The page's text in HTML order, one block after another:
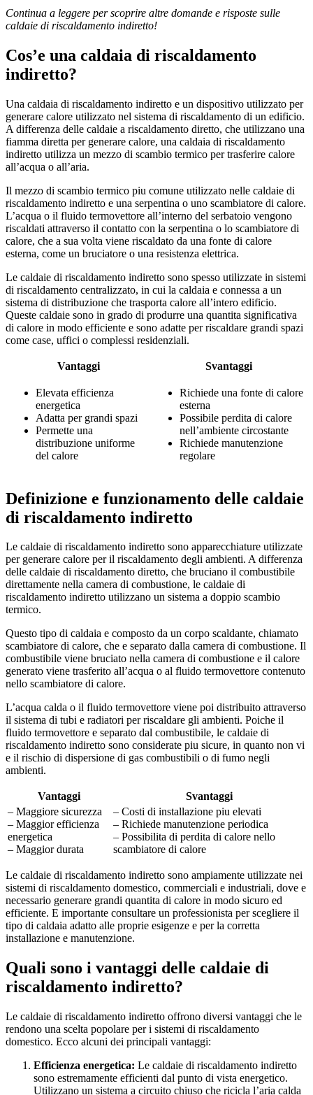
Continua a leggere per scoprire altre domande e risposte sulle
caldaie di riscaldamento indiretto!
Cos’e una caldaia di riscaldamento
indiretto?
Una caldaia di riscaldamento indiretto e un dispositivo utilizzato per
generare calore utilizzato nel sistema di riscaldamento di un edificio.
A differenza delle caldaie a riscaldamento diretto, che utilizzano una
fiamma diretta per generare calore, una caldaia di riscaldamento
indiretto utilizza un mezzo di scambio termico per trasferire calore
all’acqua o all’aria.
Il mezzo di scambio termico piu comune utilizzato nelle caldaie di
riscaldamento indiretto e una serpentina o uno scambiatore di calore.
L’acqua o il fluido termovettore all’interno del serbatoio vengono
riscaldati attraverso il contatto con la serpentina o lo scambiatore di
calore, che a sua volta viene riscaldato da una fonte di calore
esterna, come un bruciatore o una resistenza elettrica.
Le caldaie di riscaldamento indiretto sono spesso utilizzate in sistemi
di riscaldamento centralizzato, in cui la caldaia e connessa a un
sistema di distribuzione che trasporta calore all’intero edificio.
Queste caldaie sono in grado di produrre una quantita significativa
di calore in modo efficiente e sono adatte per riscaldare grandi spazi
come case, uffici o complessi residenziali.
Vantaggi Svantaggi
Elevata efficienza
energetica
Adatta per grandi spazi
Permette una
distribuzione uniforme
del calore
Richiede una fonte di calore
esterna
Possibile perdita di calore
nell’ambiente circostante
Richiede manutenzione
regolare
Definizione e funzionamento delle caldaie
di riscaldamento indiretto
Le caldaie di riscaldamento indiretto sono apparecchiature utilizzate
per generare calore per il riscaldamento degli ambienti. A differenza
delle caldaie di riscaldamento diretto, che bruciano il combustibile
direttamente nella camera di combustione, le caldaie di
riscaldamento indiretto utilizzano un sistema a doppio scambio
termico.
Questo tipo di caldaia e composto da un corpo scaldante, chiamato
scambiatore di calore, che e separato dalla camera di combustione. Il
combustibile viene bruciato nella camera di combustione e il calore
generato viene trasferito all’acqua o al fluido termovettore contenuto
nello scambiatore di calore.
L’acqua calda o il fluido termovettore viene poi distribuito attraverso
il sistema di tubi e radiatori per riscaldare gli ambienti. Poiche il
fluido termovettore e separato dal combustibile, le caldaie di
riscaldamento indiretto sono considerate piu sicure, in quanto non vi
e il rischio di dispersione di gas combustibili o di fumo negli
ambienti.
Vantaggi
Svantaggi
– Maggiore sicurezza
– Maggior efficienza
energetica
– Maggior durata
– Costi di installazione piu elevati
– Richiede manutenzione periodica
– Possibilita di perdita di calore nello
scambiatore di calore
Le caldaie di riscaldamento indiretto sono ampiamente utilizzate nei
sistemi di riscaldamento domestico, commerciali e industriali, dove e
necessario generare grandi quantita di calore in modo sicuro ed
efficiente. E importante consultare un professionista per scegliere il
tipo di caldaia adatto alle proprie esigenze e per la corretta
installazione e manutenzione.
Quali sono i vantaggi delle caldaie di
riscaldamento indiretto?
Le caldaie di riscaldamento indiretto offrono diversi vantaggi che le
rendono una scelta popolare per i sistemi di riscaldamento
domestico. Ecco alcuni dei principali vantaggi:
Efficienza energetica: Le caldaie di riscaldamento indiretto
sono estremamente efficienti dal punto di vista energetico.
Utilizzano un sistema a circuito chiuso che ricicla l’aria calda